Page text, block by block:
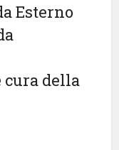
Esterno
cura della